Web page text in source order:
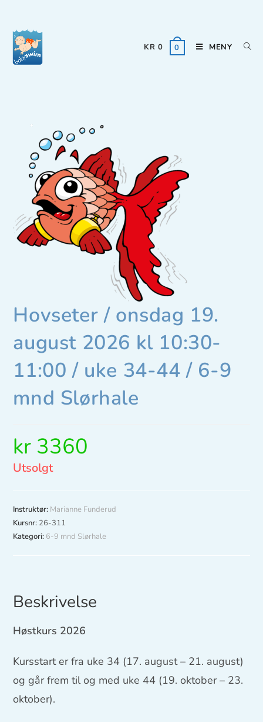
KR 0 0 MENY
Hovseter / onsdag 19.
august 2026 kl 10:30-
11:00 / uke 34-44 / 6-9
mnd Slørhale
kr 3360
Utsolgt
Instruktør: Marianne Funderud
Kursnr: 26-311
Kategori: 6-9 mnd Slørhale
Beskrivelse
Høstkurs 2026
Kursstart er fra uke 34 (17. august – 21. august)
og går frem til og med uke 44 (19. oktober – 23.
oktober).